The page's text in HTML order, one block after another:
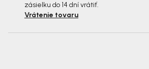
zásielku do 14 dní vrátiť.
Vrátenie tovaru